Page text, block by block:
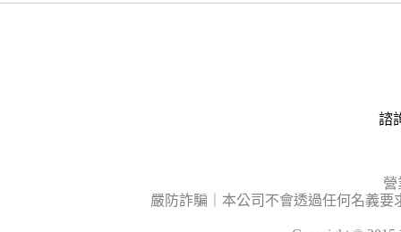
諮
營
嚴防詐騙｜本公司不會透過任何名義